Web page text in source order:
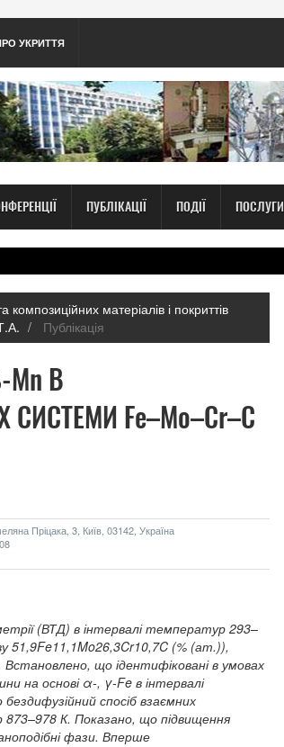
УКРИТТЯ
ПУБЛІКАЦІЇ ПОДІЇ ПОСЛУГИ
матеріалів і покриттів
Публікація
В
Fe–Mo–Cr–C
Пріцака, 3, Київ, 03142, Україна
(ВТД) в інтервалі температур 293–
51,9Fe11,1Mo26,3Cr10,7C (% (ат.)),
що ідентифіковані в умовах
на основі α-, γ-Fe в інтервалі
спосіб взаємних
К. Показано, що підвищення
фази. Вперше